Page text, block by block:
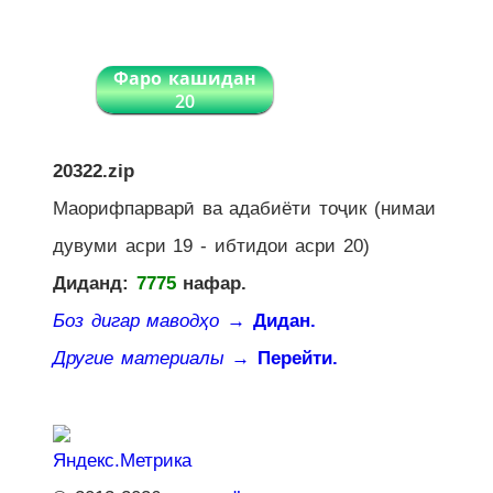
Фаро кашидан
20
20322.zip
Маорифпарварӣ ва адабиёти тоҷик (нимаи
дувуми асри 19 - ибтидои асри 20)
Диданд: 7775нафар.
Боз дигар маводҳо → Дидан.
Другие материалы → Перейти.